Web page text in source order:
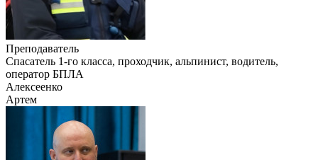
Преподаватель
Cпасатель 1-го класса, проходчик, альпинист, водитель,
оператор БПЛА
Алексеенко
Артем